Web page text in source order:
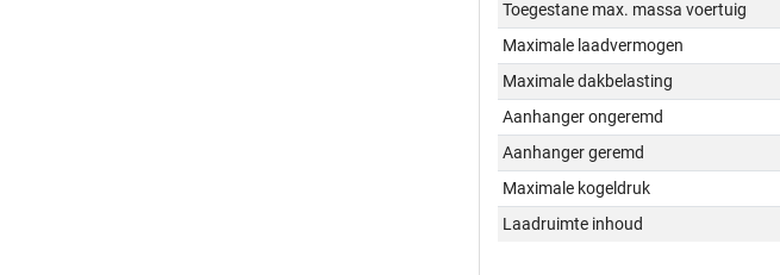
Toegestane max. massa voertuig
Maximale laadvermogen
Maximale dakbelasting
Aanhanger ongeremd
Aanhanger geremd
Maximale kogeldruk
Laadruimte inhoud